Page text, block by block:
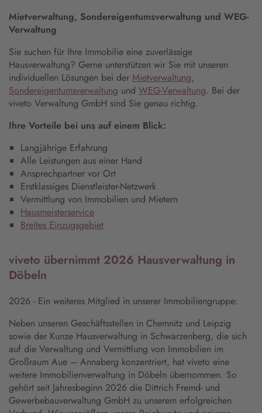
Mietverwaltung, Sondereigentumsverwaltung und WEG-
Verwaltung
Sie suchen für Ihre Immobilie eine zuverlässige
Hausverwaltung? Gerne unterstützen wir Sie mit unseren
individuellen Lösungen bei der Mietverwaltung,
Sondereigentumsverwaltung und WEG-Verwaltung. Bei der
viveto Verwaltung GmbH sind Sie genau richtig.
Ihre Vorteile bei uns auf einem Blick:
Langjährige Erfahrung
Alle Leistungen aus einer Hand
Ansprechpartner vor Ort
Erstklassiges Dienstleister-Netzwerk
Vermittlung von Immobilien und Mietern
Hausmeisterservice
Breites Einzugsgebiet
viveto übernimmt 2026 Hausverwaltung in
Döbeln
2026 - Ein weiteres Mitglied in unserer Immobiliengruppe:
Neben unseren Geschäftsstellen in Chemnitz und Leipzig
sowie der Kunze Hausverwaltung in Schwarzenberg, die sich
auf die Verwaltung und Vermittlung von Immobilien im
Großraum Aue – Annaberg konzentriert, hat viveto eine
weitere Immobilienverwaltung in Döbeln übernommen. So
gehört seit Jahresbeginn 2026 die Dittrich Fremd- und
Gewerbebauverwaltung GmbH zu unserem erfolgreichen